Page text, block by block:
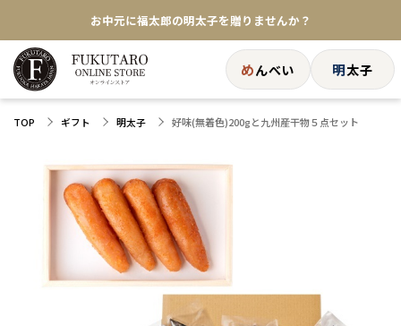
お中元に福太郎の明太子を贈りませんか？
★めんべい25周年記念商品が登場★
【色々な味を試したい方へ】ポストイン！めんべい
めんべい 明太子
TOP ギフト 明太子 好味(無着色)200gと九州産干物５点セット